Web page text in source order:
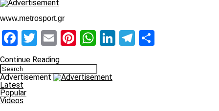
www.metrosport.gr
Facebook
Twitter
EmailPinterest
WhatsApp
LinkedIn
Telegram
Continue Reading
Advertisement
Latest
Popular
Videos